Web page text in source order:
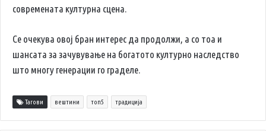
современата културна сцена.
Се очекува овој бран интерес да продолжи, а со тоа и
шансата за зачувување на богатото културно наследство
што многу генерации го граделе.
Тагови вештини топ5 традиција